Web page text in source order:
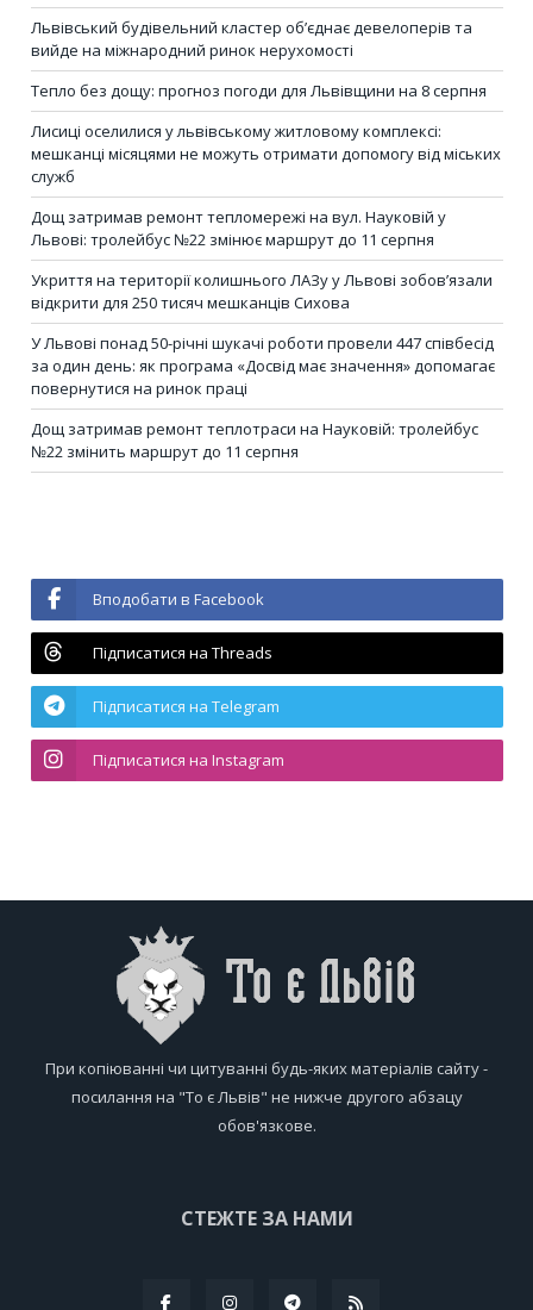
Львівський будівельний кластер об’єднає девелоперів та
вийде на міжнародний ринок нерухомості
Тепло без дощу: прогноз погоди для Львівщини на 8 серпня
Лисиці оселилися у львівському житловому комплексі:
мешканці місяцями не можуть отримати допомогу від міських
служб
Дощ затримав ремонт тепломережі на вул. Науковій у
Львові: тролейбус №22 змінює маршрут до 11 серпня
Укриття на території колишнього ЛАЗу у Львові зобов’язали
відкрити для 250 тисяч мешканців Сихова
У Львові понад 50-річні шукачі роботи провели 447 співбесід
за один день: як програма «Досвід має значення» допомагає
повернутися на ринок праці
Дощ затримав ремонт теплотраси на Науковій: тролейбус
№22 змінить маршрут до 11 серпня
Вподобати в Facebook
Підписатися на Threads
Підписатися на Telegram
Підписатися на Instagram
При копіюванні чи цитуванні будь-яких матеріалів сайту -
посилання на "То є Львів" не нижче другого абзацу
обов'язкове.
СТЕЖТЕ ЗА НАМИ